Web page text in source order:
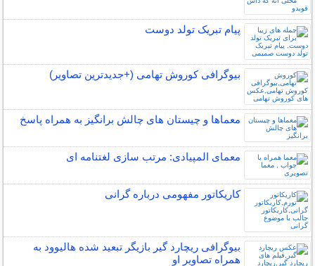
پیام تبریک تولد دوست
بیوگرافی کوروش تهامی (+جدیدترین تصاویر)
معماها و چیستان های چالش برانگیز به همراه پاسخ
معمای المپیادی: مرتب سازی لغتنامه ای
کاریکاتور مفهومی درباره گرانی
بیوگرافی ریچارد گیر بازیگر تبعید شده هالیوود به
همراه تصاویر او